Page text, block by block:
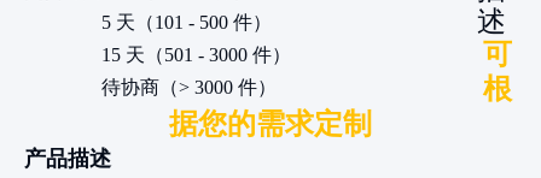
5 天（101 - 500 件）
15 天（501 - 3000 件）
待协商（> 3000 件）
述
可
根
据您的需求定制
产品描述